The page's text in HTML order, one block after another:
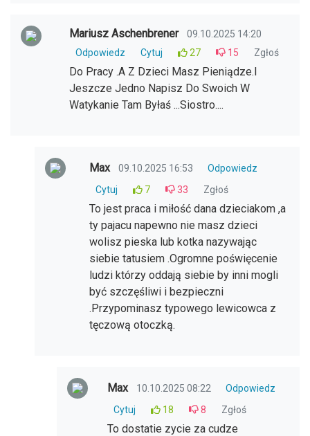
Mariusz Aschenbrener
09.10.2025 14:20
Odpowiedz
Cytuj 27 15 Zgłoś
Do Pracy .A Z Dzieci Masz Pieniądze.I
Jeszcze Jedno Napisz Do Swoich W
Watykanie Tam Byłaś ...Siostro....
Max 09.10.2025 16:53
Odpowiedz
Cytuj
7 33 Zgłoś
To jest praca i miłość dana dzieciakom ,a
ty pajacu napewno nie masz dzieci
wolisz pieska lub kotka nazywając
siebie tatusiem .Ogromne poświęcenie
ludzi którzy oddają siebie by inni mogli
być szczęśliwi i bezpieczni
.Przypominasz typowego lewicowca z
tęczową otoczką.
Max 10.10.2025 08:22
Odpowiedz
Cytuj
18 8 Zgłoś
To dostatie zycie za cudze